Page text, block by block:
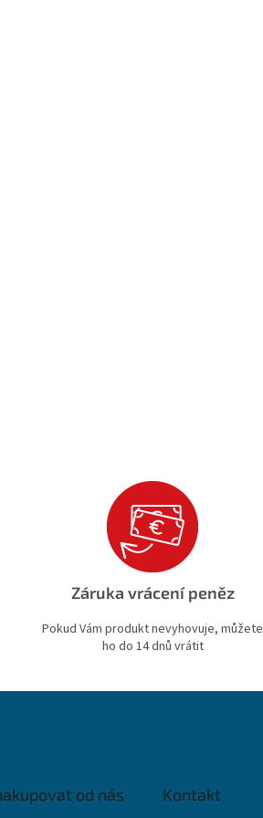
Záruka vrácení peněz
Pokud Vám produkt nevyhovuje, můžete
ho do 14 dnů vrátit
od nás Kontakt